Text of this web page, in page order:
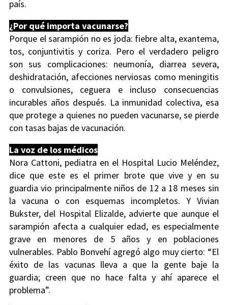
país.
¿Por qué importa vacunarse?
Porque el sarampión no es joda: fiebre alta, exantema,
tos, conjuntivitis y coriza. Pero el verdadero peligro
son sus complicaciones: neumonía, diarrea severa,
deshidratación, afecciones nerviosas como meningitis
o convulsiones, ceguera e incluso consecuencias
incurables años después. La inmunidad colectiva, esa
que protege a quienes no pueden vacunarse, se pierde
con tasas bajas de vacunación.
La voz de los médicos
Nora Cattoni, pediatra en el Hospital Lucio Meléndez,
dice que este es el primer brote que vive y en su
guardia vio principalmente niños de 12 a 18 meses sin
la vacuna o con esquemas incompletos. Y Vivian
Bukster, del Hospital Elizalde, advierte que aunque el
sarampión afecta a cualquier edad, es especialmente
grave en menores de 5 años y en poblaciones
vulnerables. Pablo Bonvehí agregó algo muy cierto: “El
éxito de las vacunas lleva a que la gente baje la
guardia; creen que no hace falta y ahí aparece el
problema”.